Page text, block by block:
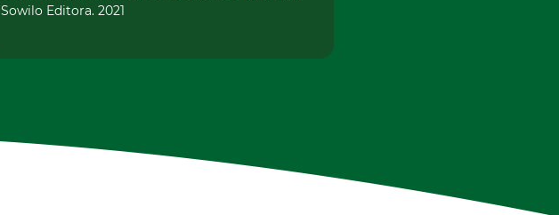
Sowilo Editora. 2021